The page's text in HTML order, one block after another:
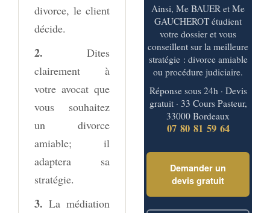
divorce, le client
décide.
2. Dites
clairement à
votre avocat que
vous souhaitez
un divorce
amiable; il
adaptera sa
stratégie.
3. La médiation
Ainsi, Me BAUER et Me
GAUCHEROT étudient
votre dossier et vous
conseillent sur la meilleure
stratégie : divorce amiable
ou procédure judiciaire.
Réponse sous 24h · Devis
gratuit · 33 Cours Pasteur,
33000 Bordeaux
07 80 81 59 64
Demander un
devis gratuit